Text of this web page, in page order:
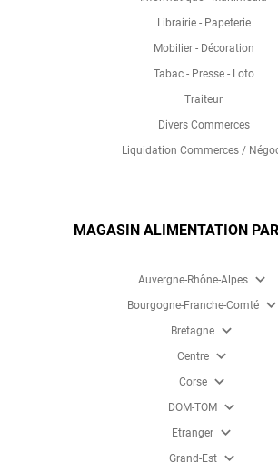
Librairie - Papeterie
Mobilier - Décoration
Tabac - Presse - Loto
Traiteur
Divers Commerces
Liquidation Commerces /
MAGASIN ALIMENTATION
Auvergne-Rhône-Alpes expand_more
Bourgogne-Franche-Comté expand_more
Bretagne expand_more
Centre expand_more
Corse expand_more
DOM-TOM expand_more
Etranger expand_more
Grand-Est expand_more